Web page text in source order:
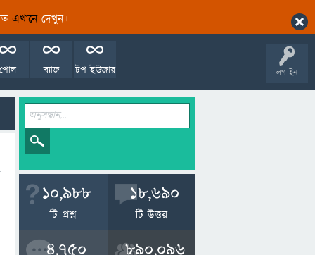
এখানেদেখুন।
লগ ইন
টপ ইউজার
ব্যাজ
পোল
10,988
টি প্রশ্ন
18,690
টি উত্তর
4,750 890,096